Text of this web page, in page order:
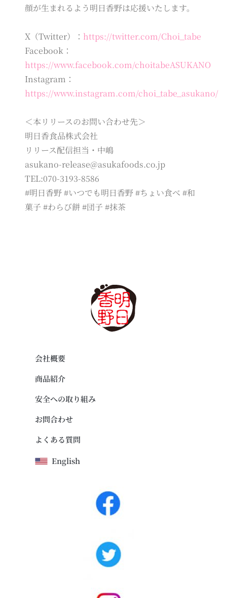
顔が生まれるよう明日香野は応援いたします。
X（Twitter）： https://twitter.com/Choi_tabe
Facebook：
https://www.facebook.com/choitabeASUKANO
Instagram：
https://www.instagram.com/choi_tabe_asukano/
＜本リリースのお問い合わせ先＞
明日香食品株式会社
リリース配信担当・中嶋
asukano-release@asukafoods.co.jp
TEL:070-3193-8586
#明日香野 #いつでも明日香野 #ちょい食べ #和
菓子 #わらび餅 #団子 #抹茶
会社概要
商品紹介
安全への取り組み
お問合わせ
よくある質問
English